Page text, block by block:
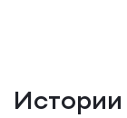
Истории